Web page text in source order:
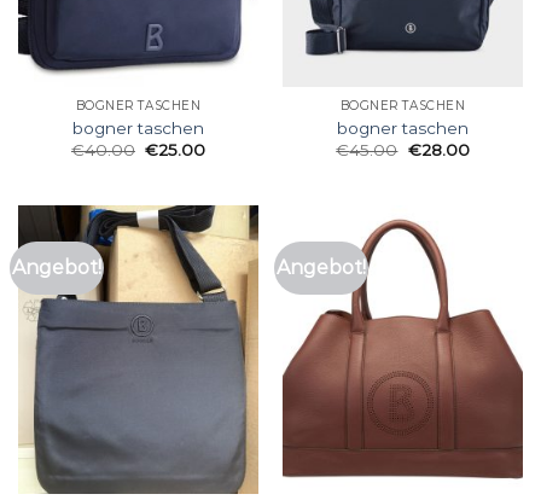
BOGNER TASCHEN
bogner taschen
€40.00 €25.00
BOGNER TASCHEN
bogner taschen
€45.00 €28.00
Angebot! Angebot!